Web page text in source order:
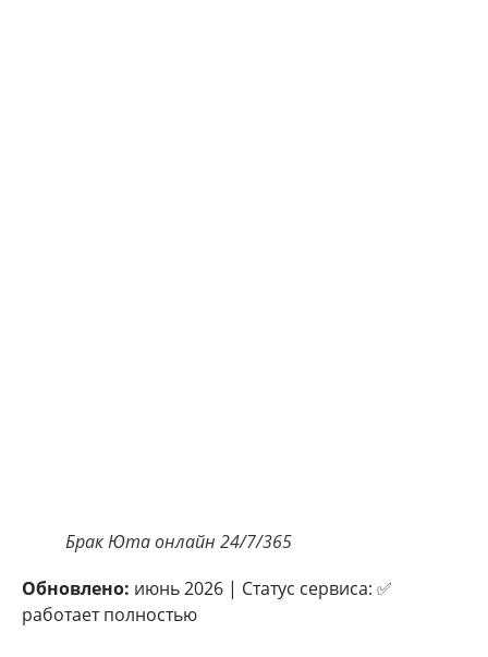
Брак Юта онлайн 24/7/365
Обновлено: июнь 2026 | Статус сервиса: ✅
работает полностью